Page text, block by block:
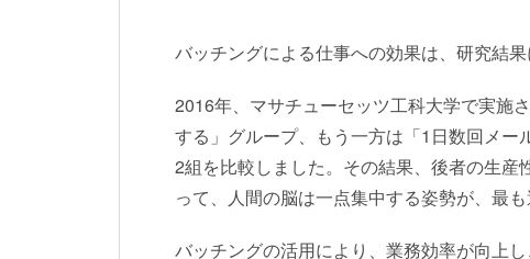
バッチングによる仕事への効果は、研究結果
2016年、マサチューセッツ工科大学で実施
する」グループ、もう一方は「1日数回メ
2組を比較しました。その結果、後者の生
って、人間の脳は一点集中する姿勢が、最も
バッチングの活用により、業務効率が向上